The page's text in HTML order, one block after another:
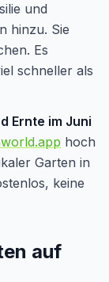
und
hinzu. Sie
Es
schneller als
Ernte im Juni
hoch
Garten in
keine
auf